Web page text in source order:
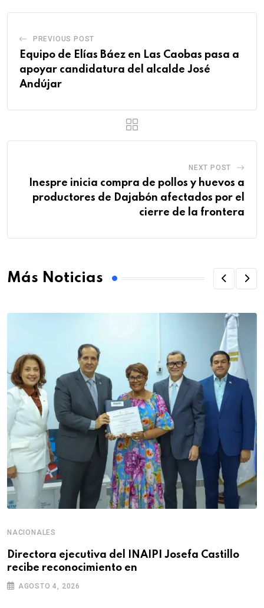
PREVIOUS POST
Equipo de Elías Báez en Las Caobas pasa a
apoyar candidatura del alcalde José
Andújar
NEXT POST
Inespre inicia compra de pollos y huevos a
productores de Dajabón afectados por el
cierre de la frontera
Más Noticias
NACIONALES
Directora ejecutiva del INAIPI Josefa Castillo
recibe reconocimiento en
AGOSTO 4, 2026